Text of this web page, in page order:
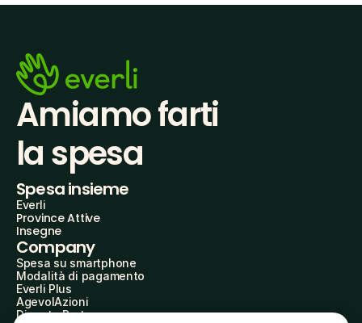
Amiamo farti
la spesa
Spesa insieme
Everli
Province Attive
Insegne
Company
Spesa su smartphone
Modalità di pagamento
Everli Plus
AgevolAzioni
Diventa Partner